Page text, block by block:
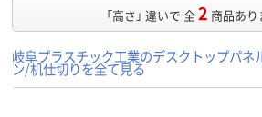
「高さ」 違いで 全2 商品あり
岐阜プラスチック工業のデスクトップパネ
ン/机仕切りを全て見る